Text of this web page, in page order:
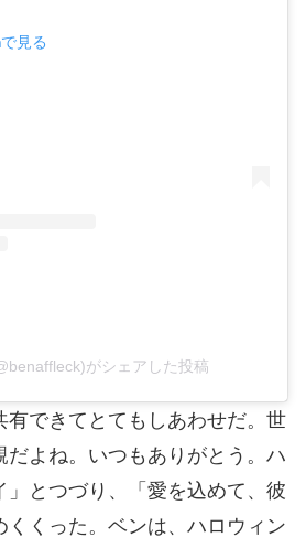
見る
がシェアした投稿
有できてとてもしあわせだ。世
だよね。いつもありがとう。ハ
」とつづり、「愛を込めて、彼
くくった。ベンは、ハロウィン